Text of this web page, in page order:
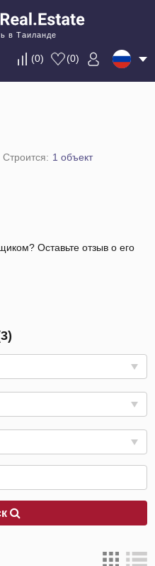
в Таиланде
(0) (0)
Строится: 1 объект
Оставьте отзыв о его